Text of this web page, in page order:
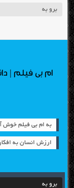
ام بی فیلم |
به ام بی فیلم خوش آمدید -
ارزش انسان به